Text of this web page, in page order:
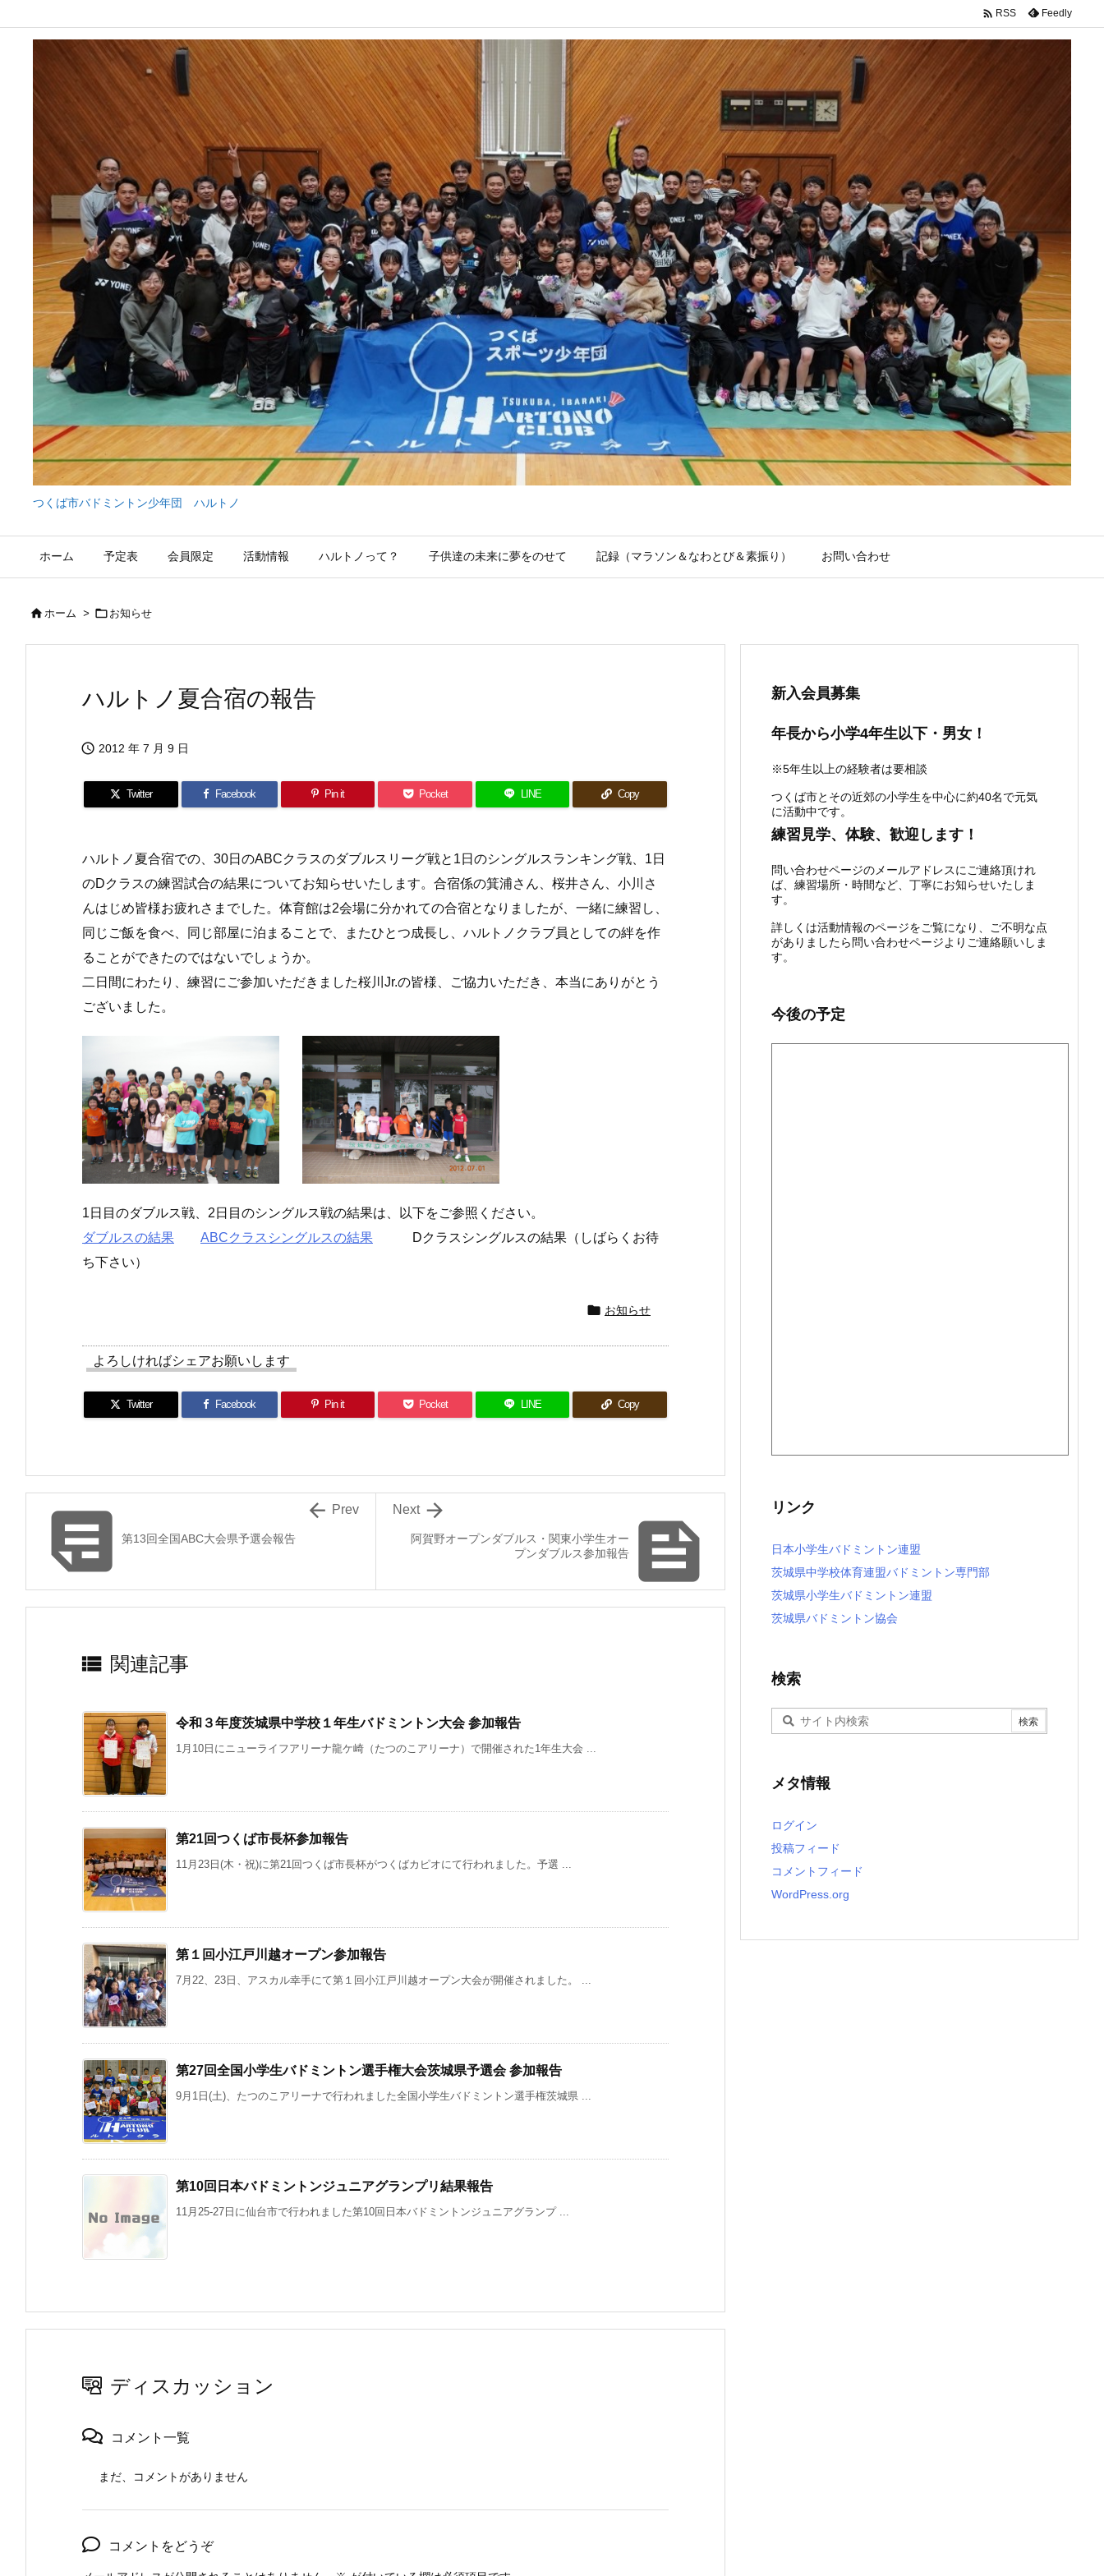
つくば市バドミントン少年団 ハルトノ
ホーム 予定表 会員限定 活動情報 ハルトノって？ 子供達の未来に夢をのせて 記録（マラソン＆なわとび＆素振り） お問い合わせ
 RSS Feedly
 ホーム >  お知らせ
ハルトノ夏合宿の報告
 2012 年 7 月 9 日
Twitter Facebook Pin it Pocket LINE Copy
ハルトノ夏合宿での、30日のABCクラスのダブルスリーグ戦と1日のシングルスランキング戦、1日
のDクラスの練習試合の結果についてお知らせいたします。合宿係の箕浦さん、桜井さん、小川さ
んはじめ皆様お疲れさまでした。体育館は2会場に分かれての合宿となりましたが、一緒に練習し、
同じご飯を食べ、同じ部屋に泊まることで、またひとつ成長し、ハルトノクラブ員としての絆を作
ることができたのではないでしょうか。
二日間にわたり、練習にご参加いただきました桜川Jr.の皆様、ご協力いただき、本当にありがとう
ございました。
1日目のダブルス戦、2日目のシングルス戦の結果は、以下をご参照ください。
ダブルスの結果
ABCクラスシングルスの結果 Dクラスシングルスの結果（しばらくお待
ち下さい）
 お知らせ
よろしければシェアお願いします
Twitter Facebook Pin it Pocket LINE Copy

阿賀野オープンダブルス・関東小学生オー
プンダブルス参加報告

Next
第13回全国ABC大会県予選会報告
 Prev
 関連記事
令和３年度茨城県中学校１年生バドミントン大会 参加報告
1月10日にニューライフアリーナ龍ケ崎（たつのこアリーナ）で開催された1年生大会 ...
第21回つくば市長杯参加報告
11月23日(木・祝)に第21回つくば市長杯がつくばカピオにて行われました。予選 ...
第１回小江戸川越オープン参加報告
7月22、23日、アスカル幸手にて第１回小江戸川越オープン大会が開催されました。 ...
第27回全国小学生バドミントン選手権大会茨城県予選会 参加報告
9月1日(土)、たつのこアリーナで行われました全国小学生バドミントン選手権茨城県 ...
第10回日本バドミントンジュニアグランプリ結果報告
11月25-27日に仙台市で行われました第10回日本バドミントンジュニアグランプ ...
ディスカッション
コメント一覧
まだ、コメントがありません
コメントをどうぞ
新入会員募集
年長から小学4年生以下・男女！
※5年生以上の経験者は要相談
つくば市とその近郊の小学生を中心に約40名で元気
に活動中です。
練習見学、体験、歓迎します！
問い合わせページのメールアドレスにご連絡頂けれ
ば、練習場所・時間など、丁寧にお知らせいたしま
す。
詳しくは活動情報のページをご覧になり、ご不明な点
がありましたら問い合わせページよりご連絡願いしま
す。
今後の予定
リンク
日本小学生バドミントン連盟
茨城県中学校体育連盟バドミントン専門部
茨城県小学生バドミントン連盟
茨城県バドミントン協会
検索
メタ情報
ログイン
投稿フィード
コメントフィード
WordPress.org